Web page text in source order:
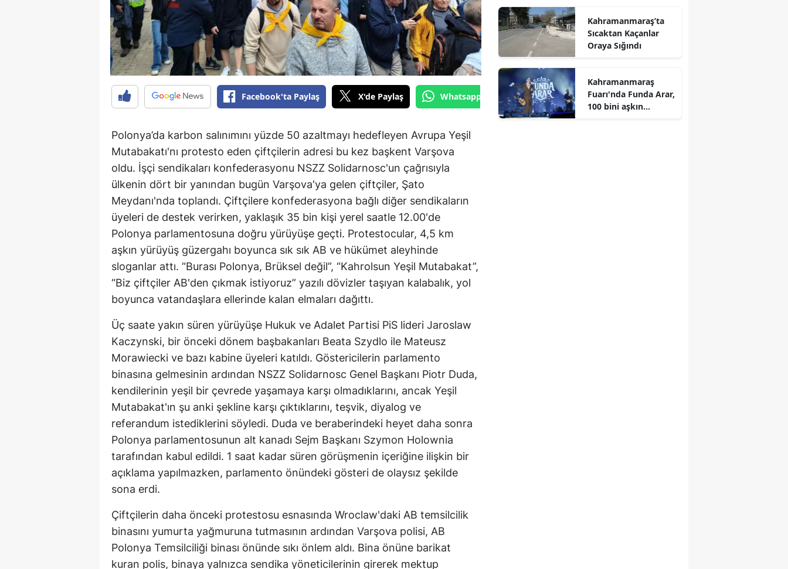
Facebook'ta Paylaş X'de Paylaş Whatsapp'tan Gönder
Polonya’da karbon salınımını yüzde 50 azaltmayı hedefleyen Avrupa Yeşil
Mutabakatı'nı protesto eden çiftçilerin adresi bu kez başkent Varşova
oldu. İşçi sendikaları konfederasyonu NSZZ Solidarnosc'un çağrısıyla
ülkenin dört bir yanından bugün Varşova'ya gelen çiftçiler, Şato
Meydanı'nda toplandı. Çiftçilere konfederasyona bağlı diğer sendikaların
üyeleri de destek verirken, yaklaşık 35 bin kişi yerel saatle 12.00'de
Polonya parlamentosuna doğru yürüyüşe geçti. Protestocular, 4,5 km
aşkın yürüyüş güzergahı boyunca sık sık AB ve hükümet aleyhinde
sloganlar attı. “Burası Polonya, Brüksel değil”, “Kahrolsun Yeşil Mutabakat”,
“Biz çiftçiler AB'den çıkmak istiyoruz” yazılı dövizler taşıyan kalabalık, yol
boyunca vatandaşlara ellerinde kalan elmaları dağıttı.
Üç saate yakın süren yürüyüşe Hukuk ve Adalet Partisi PiS lideri Jaroslaw
Kaczynski, bir önceki dönem başbakanları Beata Szydlo ile Mateusz
Morawiecki ve bazı kabine üyeleri katıldı. Göstericilerin parlamento
binasına gelmesinin ardından NSZZ Solidarnosc Genel Başkanı Piotr Duda,
kendilerinin yeşil bir çevrede yaşamaya karşı olmadıklarını, ancak Yeşil
Mutabakat'ın şu anki şekline karşı çıktıklarını, teşvik, diyalog ve
referandum istediklerini söyledi. Duda ve beraberindeki heyet daha sonra
Polonya parlamentosunun alt kanadı Sejm Başkanı Szymon Holownia
tarafından kabul edildi. 1 saat kadar süren görüşmenin içeriğine ilişkin bir
açıklama yapılmazken, parlamento önündeki gösteri de olaysız şekilde
sona erdi.
Çiftçilerin daha önceki protestosu esnasında Wroclaw'daki AB temsilcilik
binasını yumurta yağmuruna tutmasının ardından Varşova polisi, AB
Polonya Temsilciliği binası önünde sıkı önlem aldı. Bina önüne barikat
kuran polis, binaya yalnızca sendika yöneticilerinin girerek mektup
Kahramanmaraş’ta
Sıcaktan Kaçanlar
Oraya Sığındı
Kahramanmaraş
Fuarı'nda Funda Arar,
100 bini aşkın